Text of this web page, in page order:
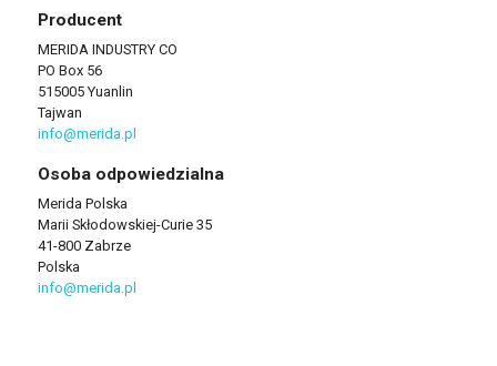
Producent
MERIDA INDUSTRY CO
PO Box 56
515005 Yuanlin
Tajwan
info@merida.pl
Osoba odpowiedzialna
Merida Polska
Marii Skłodowskiej-Curie 35
41-800 Zabrze
Polska
info@merida.pl